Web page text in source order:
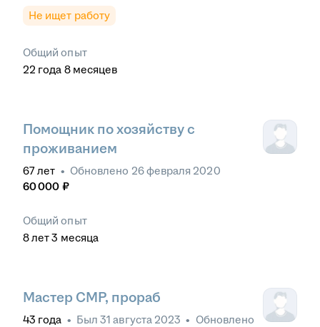
Не ищет работу
Общий опыт
22 года 8 месяцев
Помощник по хозяйству с
проживанием
67лет • Обновлено 26 февраля 2020
60 000 ₽
Общий опыт
8лет 3 месяца
Мастер СМР, прораб
43 года • Был 31 августа 2023 • Обновлено